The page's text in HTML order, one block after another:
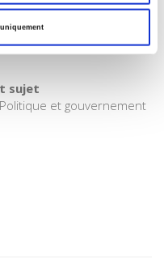
titre
sujet
et gouvernement